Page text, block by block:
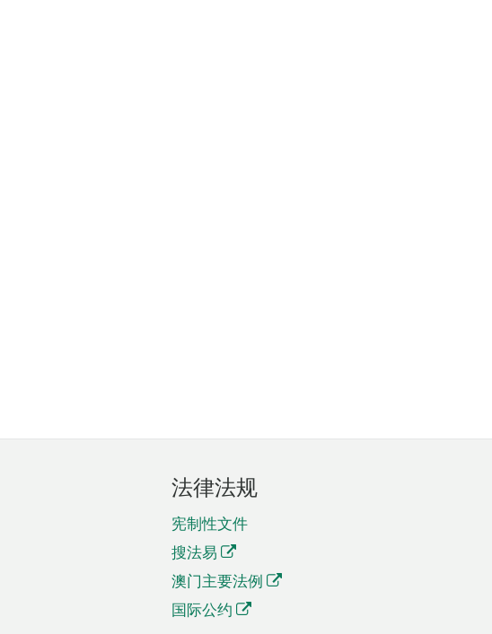
法律法规
宪制性文件
搜法易
澳门主要法例
国际公约